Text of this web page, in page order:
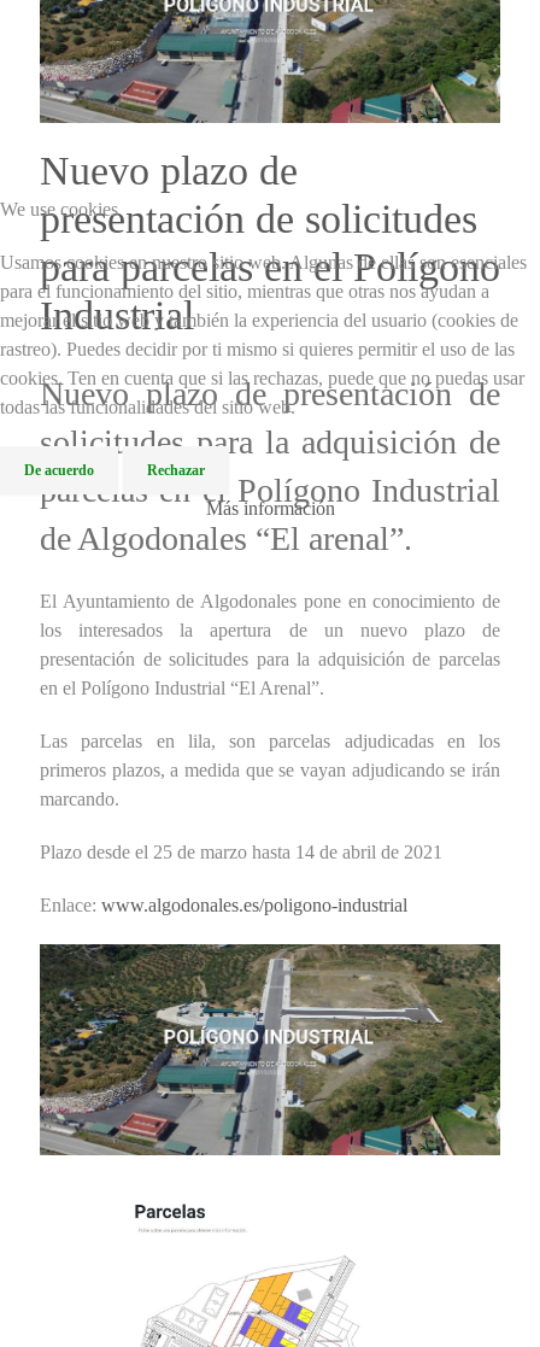
Nuevo plazo de
presentación de solicitudes
para parcelas en el Polígono
Industrial
Nuevo plazo de presentación de
solicitudes para la adquisición de
parcelas en el Polígono Industrial
de Algodonales “El arenal”.
El Ayuntamiento de Algodonales pone en conocimiento de
los interesados la apertura de un nuevo plazo de
presentación de solicitudes para la adquisición de parcelas
en el Polígono Industrial “El Arenal”.
Las parcelas en lila, son parcelas adjudicadas en los
primeros plazos, a medida que se vayan adjudicando se irán
marcando.
Plazo desde el 25 de marzo hasta 14 de abril de 2021
Enlace: www.algodonales.es/poligono-industrial
We use cookies
Usamos cookies en nuestro sitio web. Algunas de ellas son esenciales
para el funcionamiento del sitio, mientras que otras nos ayudan a
mejorar el sitio web y también la experiencia del usuario (cookies de
rastreo). Puedes decidir por ti mismo si quieres permitir el uso de las
cookies. Ten en cuenta que si las rechazas, puede que no puedas usar
todas las funcionalidades del sitio web.
De acuerdo Rechazar
Más información